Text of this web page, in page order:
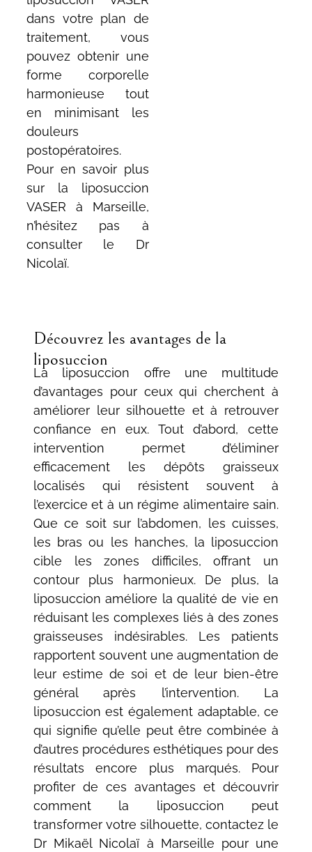
dans votre plan de
traitement, vous
pouvez obtenir une
forme corporelle
harmonieuse tout
en minimisant les
douleurs
postopératoires.
Pour en savoir plus
sur la liposuccion
VASER à Marseille,
n’hésitez pas à
consulter le Dr
Nicolaï.
Découvrez les avantages de la
liposuccion
La liposuccion offre une multitude
d’avantages pour ceux qui cherchent à
améliorer leur silhouette et à retrouver
confiance en eux. Tout d’abord, cette
intervention permet d’éliminer
efficacement les dépôts graisseux
localisés qui résistent souvent à
l’exercice et à un régime alimentaire sain.
Que ce soit sur l’abdomen, les cuisses,
les bras ou les hanches, la liposuccion
cible les zones difficiles, offrant un
contour plus harmonieux. De plus, la
liposuccion améliore la qualité de vie en
réduisant les complexes liés à des zones
graisseuses indésirables. Les patients
rapportent souvent une augmentation de
leur estime de soi et de leur bien-être
général après l’intervention. La
liposuccion est également adaptable, ce
qui signifie qu’elle peut être combinée à
d’autres procédures esthétiques pour des
résultats encore plus marqués. Pour
profiter de ces avantages et découvrir
comment la liposuccion peut
transformer votre silhouette, contactez le
Dr Mikaël Nicolaï à Marseille pour une